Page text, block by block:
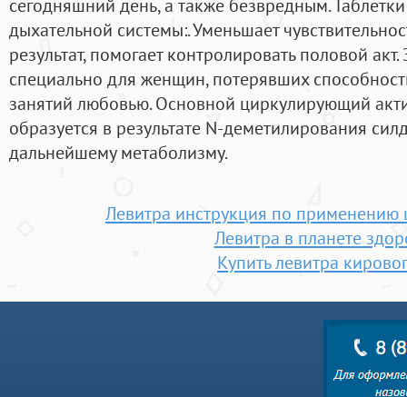
дыхательной системы:. Уменьшает
результат, помогает контролировать половой
специально для женщин, потерявших
занятий любовью. Основной циркулирующий
образуется в результате N-деметилирования
дальнейшему метаболизму.
Левитра инструкция по
Левитра в планете
Купить левитра